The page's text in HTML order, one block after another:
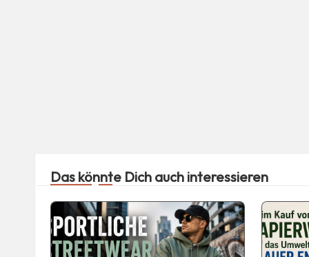
Das könnte Dich auch interessieren